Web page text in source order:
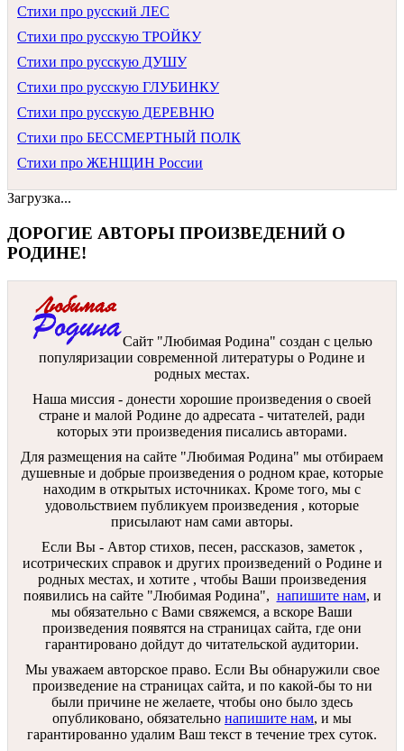
Стихи про русский ЛЕС
Стихи про русскую ТРОЙКУ
Стихи про русскую ДУШУ
Стихи про русскую ГЛУБИНКУ
Стихи про русскую ДЕРЕВНЮ
Стихи про БЕССМЕРТНЫЙ ПОЛК
Стихи про ЖЕНЩИН России
Загрузка...
ДОРОГИЕ АВТОРЫ ПРОИЗВЕДЕНИЙ О
РОДИНЕ!
Сайт "Любимая Родина" создан c целью
популяризации современной литературы о Родине и
родных местах.
Наша миссия - донести хорошие произведения о своей
стране и малой Родине до адресата - читателей, ради
которых эти произведения писались авторами.
Для размещения на сайте "Любимая Родина" мы отбираем
душевные и добрые произведения о родном крае, которые
находим в открытых источниках. Кроме того, мы с
удовольствием публикуем произведения , которые
присылают нам сами авторы.
Если Вы - Автор стихов, песен, рассказов, заметок ,
исотрических справок и других произведений о Родине и
родных местах, и хотите , чтобы Ваши произведения
появились на сайте "Любимая Родина", напишите нам, и
мы обязательно с Вами свяжемся, а вскоре Ваши
произведения появятся на страницах сайта, где они
гарантировано дойдут до читательской аудитории.
Мы уважаем авторское право. Если Вы обнаружили свое
произведение на страницах сайта, и по какой-бы то ни
были причине не желаете, чтобы оно было здесь
опубликовано, обязательно напишите нам, и мы
гарантированно удалим Ваш текст в течение трех суток.